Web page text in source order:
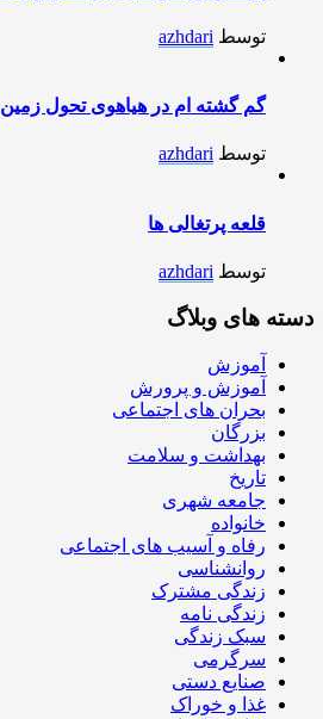
توسط azhdari
گم گشته ام در هیاهوی تحول زمین
توسط azhdari
قلعه پرتغالی ها
توسط azhdari
دسته های وبلاگ
آموزش
آموزش و پرورش
بحران های اجتماعی
بزرگان
بهداشت و سلامت
تاریخ
جامعه شهری
خانواده
رفاه و آسیب های اجتماعی
روانشناسی
زندگی مشترک
زندگی نامه
سبک زندگی
سرگرمی
صنایع دستی
غذا و خوراک